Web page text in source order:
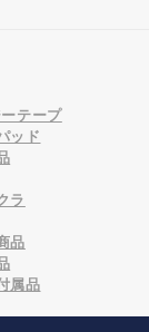
テープ
ッド
ラ
品
属品